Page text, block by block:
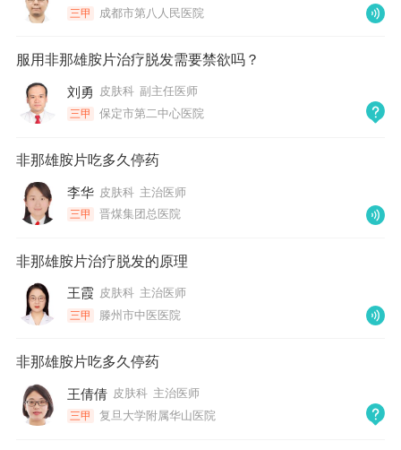
三甲 成都市第八人民医院
服用非那雄胺片治疗脱发需要禁欲吗？
刘勇 皮肤科 副主任医师
三甲 保定市第二中心医院
非那雄胺片吃多久停药
李华 皮肤科 主治医师
三甲 晋煤集团总医院
非那雄胺片治疗脱发的原理
王霞 皮肤科 主治医师
三甲 滕州市中医医院
非那雄胺片吃多久停药
王倩倩 皮肤科 主治医师
三甲 复旦大学附属华山医院